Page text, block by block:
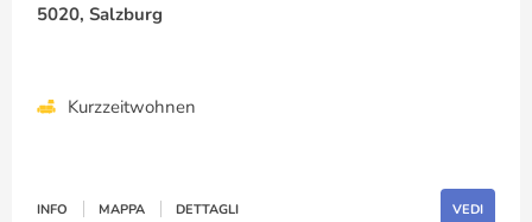
5020, Salzburg
Kurzzeitwohnen
INFO MAPPA DETTAGLI VEDI